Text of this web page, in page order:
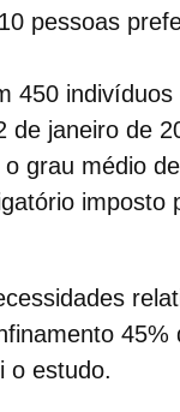
pessoas
450
janeiro de
grau médio
imposto
45%
o estudo.